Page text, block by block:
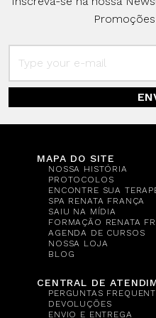
MAPA DO SITE
NOSSA HISTÓRIA
PROTOCOLOS
ENCONTRE SUA
SPA RENATA FRANÇA
SAIU NA MÍDIA
FORMAÇÃO RENATA
AGENDA DE CURSOS
NOSSA LOJA
BLOG
CENTRAL DE
PERGUNTAS
DEVOLUÇÕES
ENVIO E ENTREGA